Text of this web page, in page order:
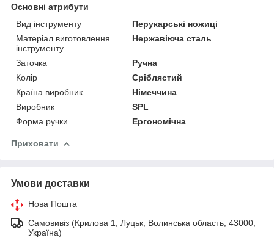
Основні атрибути
Вид інструменту
Перукарські ножиці
Матеріал виготовлення
інструменту
Нержавіюча сталь
Заточка
Ручна
Колір
Сріблястий
Країна виробник
Німеччина
Виробник
SPL
Форма ручки
Ергономічна
Приховати
Умови доставки
Нова Пошта
Самовивіз (Крилова 1, Луцьк, Волинська область, 43000,
Україна)